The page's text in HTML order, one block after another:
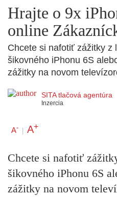
Hrajte o 9x
online
Chcete si nafotiť zážitky z
šikovného iPhonu 6S
zážitky na novom
SITA tlačová agentúra
Inzercia
A- | A+
Chcete si nafotiť
šikovného iPhonu 6S
zážitky na novom